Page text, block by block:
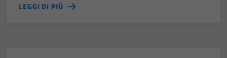
LEGGI DI PIÙ